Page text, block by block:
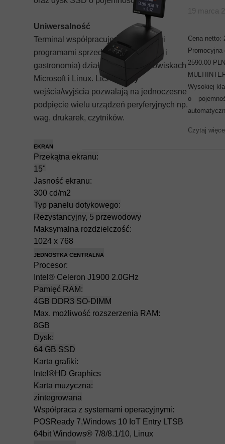
19 marca
Cena netto:
2590.00 PLN
Wysokiej
o
Czytaj
Uniwersalność
Terminal współpracuje ze wszystkimi
programami sprzedażowymi (handel i
gastronomia) działającymi w środowiskach
Microsoft i Linux. Liczne porty
wejścia/wyjścia pozwalają na jednoczesne
podpięcie wielu urządzeń peryferyjnych np.
wag, drukarek, czytników.
EKRAN
Przekątna ekranu:
15"
Jasność ekranu:
300 cd/m2
Typ panelu dotykowego:
Rezystancyjny, 5 przewodowy
Maksymalna rozdzielczość:
1024 x 768
JEDNOSTKA CENTRALNA
Procesor:
Intel® Celeron J1900 2.0GHz
Pamięć RAM:
4GB DDR3 SO-DIMM
Max. możliwość rozszerzenia RAM:
8GB
Dysk:
64 GB SSD
Karta grafiki:
Intel®HD Graphics
Karta muzyczna:
zintegrowana
Współpraca z systemami operacyjnymi:
POSReady 7,Windows 10 IoT Entry LTSB
64bit Windows® 7/8/8.1/10, Linux